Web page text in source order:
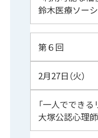
鈴木医療ソー
第６回
2月27日（火）
「一人ででき
大塚公認心理師